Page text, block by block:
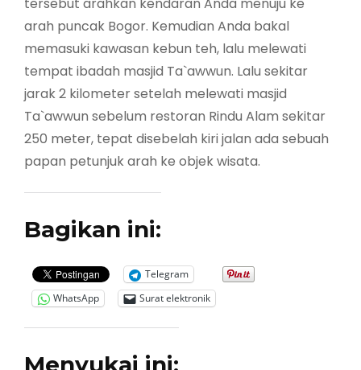
arah puncak Bogor. Kemudian Anda bakal
memasuki kawasan kebun teh, lalu melewati
tempat ibadah masjid Ta`awwun. Lalu sekitar
jarak 2 kilometer setelah melewati masjid
Ta`awwun sebelum restoran Rindu Alam sekitar
250 meter, tepat disebelah kiri jalan ada sebuah
papan petunjuk arah ke objek wisata.
Bagikan ini:
Telegram
WhatsApp
Surat elektronik
Menyukai ini: